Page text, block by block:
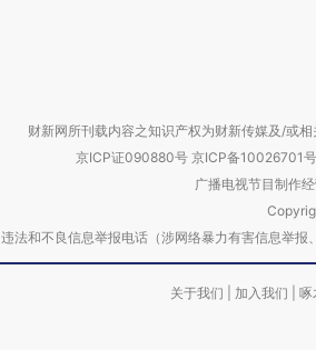
财新网所刊载内容之知识产权为财新传媒及/或
京ICP证090880号 京ICP备10026701
广播电视节目制作
违法和不良信息举报电话（涉网络暴力有害信息举
关于我们 加入我们 啄